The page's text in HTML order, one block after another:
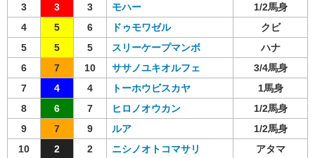
3
3 3 モハー
1/2馬身
4
5 6 ドゥモワゼル
クビ
5
5 5 スリーケープマンボ
ハナ
6
7 10 ササノユキオルフェ
3/4馬身
7
4 4 トーホウビスカヤ
1馬身
8
6 7 ヒロノオウカン
1/2馬身
9
7 9 ルア
1/2馬身
10
2 2 ニシノオトコマサリ
アタマ